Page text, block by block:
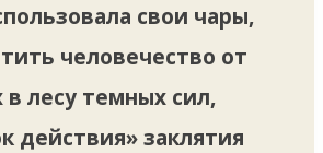
свои чары,
человечество от
лесу темных сил,
действия» заклятия